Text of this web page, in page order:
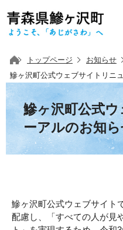
トップページ
お知らせ
鰺ヶ沢町公式ウェブサイトリニ
鰺ヶ沢町公式
ーアルのお知
鰺ヶ沢町公式ウェブサイト
配慮し、「すべての人が見